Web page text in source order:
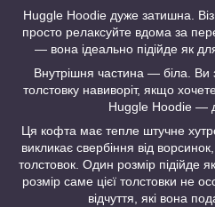
Huggle Hoodie дуже затишна.
просто релаксуйте вдома за
— вона ідеально підійде як
Внутрішня частина — біла.
толстовку навиворіт, якщо
Huggle Hoodie —
Ця кофта має тепле штучне
викликає свербіння від
толстовок. Один розмір підійде
розмір саме цієї толстовки не
відчуття, які вона